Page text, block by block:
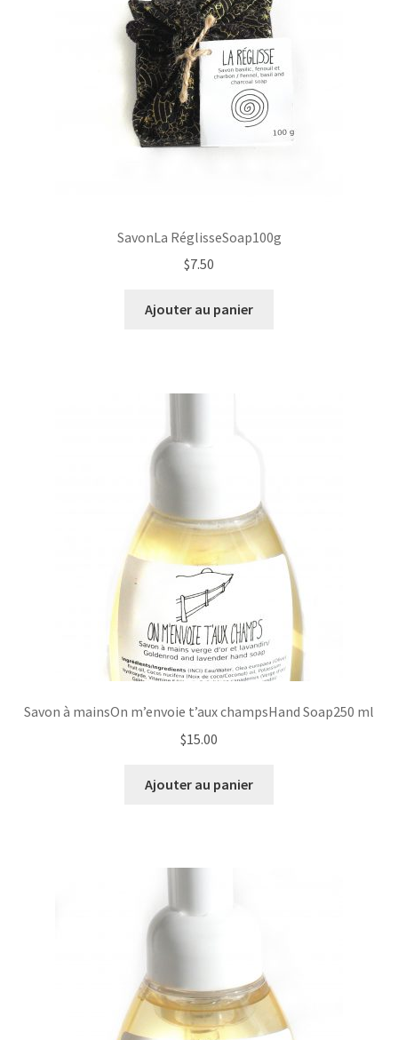
SavonLa RéglisseSoap100g
$7.50
Ajouter au panier
Savon à mainsOn m’envoie t’aux champsHand Soap250 ml
$15.00
Ajouter au panier